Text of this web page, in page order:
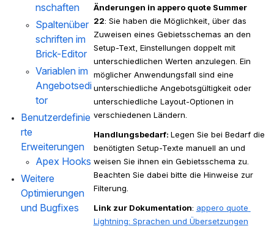
nschaften
Spaltenüber
schriften im
Brick-Editor
Variablen im
Angebotsedi
tor
Benutzerdefinie
rte
Erweiterungen
Apex Hooks
Weitere
Optimierungen
und Bugfixes
Änderungen in appero quote Summer
22: Sie haben die Möglichkeit, über das
Zuweisen eines Gebietsschemas an den
Setup-Text, Einstellungen doppelt mit
unterschiedlichen Werten anzulegen. Ein
möglicher Anwendungsfall sind eine
unterschiedliche Angebotsgültigkeit oder
unterschiedliche Layout-Optionen in
verschiedenen Ländern.
Handlungsbedarf: Legen Sie bei Bedarf die
benötigten Setup-Texte manuell an und
weisen Sie ihnen ein Gebietsschema zu.
Beachten Sie dabei bitte die Hinweise zur
Filterung.
Link zur Dokumentation: appero quote
Lightning: Sprachen und Übersetzungen